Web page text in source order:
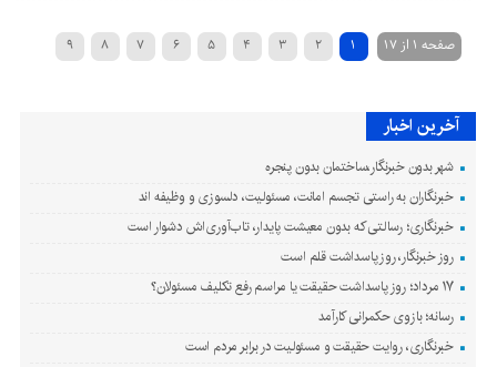
صفحه 1 از 17 1
2
3
4
5
6
7
8
9
آخرین اخبار
شهر بدون خبرنگار،ساختمان بدون پنجره
خبرنگاران به راستی تجسم امانت، مسئولیت، دلسوزی و وظیفه اند
خبرنگاری؛ رسالتی که بدون معیشت پایدار، تاب‌آوری‌اش دشوار است
روز خبرنگار، روز پاسداشت قلم است
۱۷ مرداد؛ روز پاسداشت حقیقت یا مراسم رفع تکلیف مسئولان؟
رسانه؛ بازوی حکمرانی کارآمد
خبرنگاری، روایت حقیقت و مسئولیت‌ در برابر مردم است